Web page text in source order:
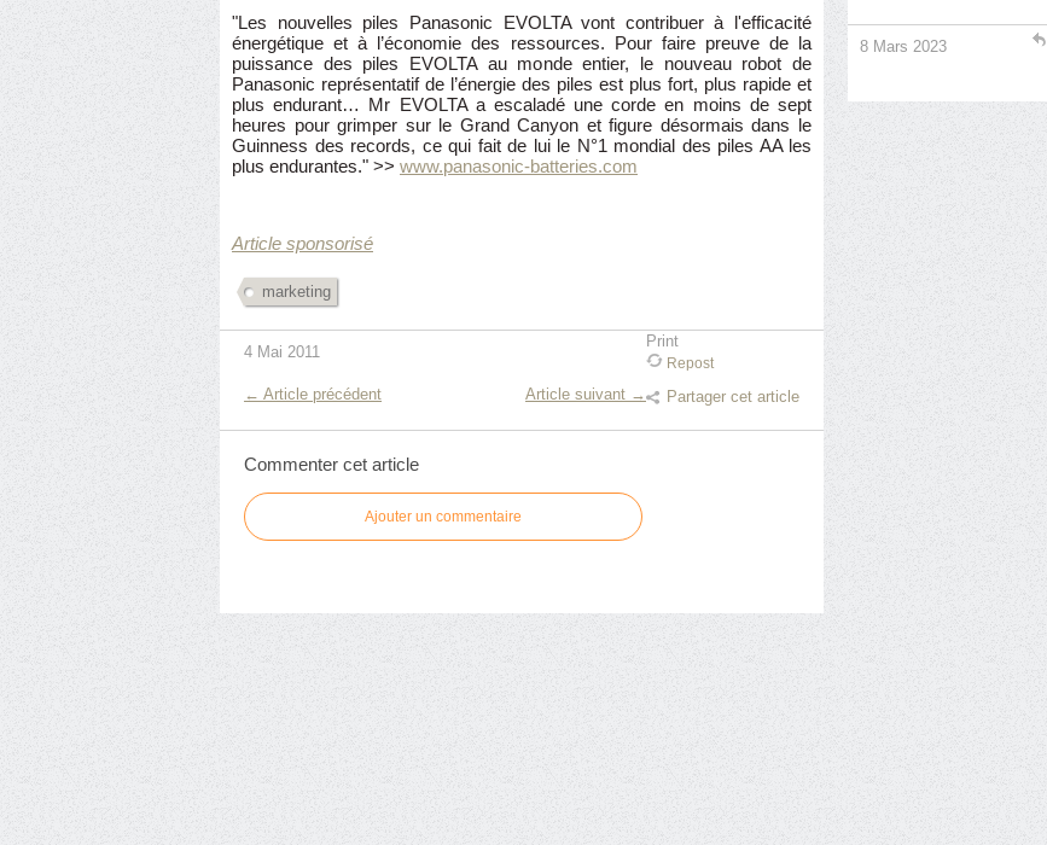
"Les nouvelles piles Panasonic EVOLTA vont contribuer à l'efficacité
énergétique et à l’économie des ressources. Pour faire preuve de la
puissance des piles EVOLTA au monde entier, le nouveau robot de
Panasonic représentatif de l’énergie des piles est plus fort, plus rapide et
plus endurant… Mr EVOLTA a escaladé une corde en moins de sept
heures pour grimper sur le Grand Canyon et figure désormais dans le
Guinness des records, ce qui fait de lui le N°1 mondial des piles AA les
plus endurantes." >> www.panasonic-batteries.com
Article sponsorisé
marketing
4 Mai 2011
Print
Repost
Partager cet article
← Article précédent Article suivant →
Commenter cet article
Ajouter un commentaire
8 Mars 2023